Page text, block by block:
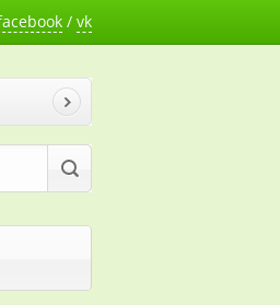
/ vk